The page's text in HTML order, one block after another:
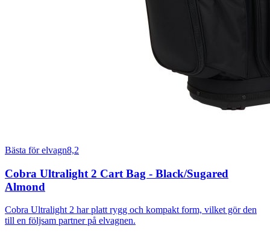
Bästa för elvagn8,2
Cobra Ultralight 2 Cart Bag - Black/Sugared
Almond
Cobra Ultralight 2 har platt rygg och kompakt form, vilket gör den
till en följsam partner på elvagnen.